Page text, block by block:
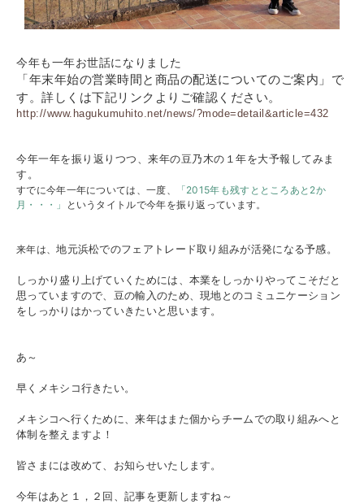
今年も一年お世話になりました
「年末年始の営業時間と商品の配送についてのご案内」で
す。詳しくは下記リンクよりご確認ください。
http://www.hagukumuhito.net/news/?mode=detail&article=432
今年一年を振り返りつつ、来年の豆乃木の１年を大予報してみま
す。
すでに今年一年については、一度、
「2015年も残すとところあと2か
月・・・」
というタイトルで今年を振り返っています。
来年は、地元浜松でのフェアトレード取り組みが活発になる予感。
しっかり盛り上げていくためには、本業をしっかりやってこそだと
思っていますので、豆の輸入のため、現地とのコミュニケーション
をしっかりはかっていきたいと思います。
あ～
早くメキシコ行きたい。
メキシコへ行くために、来年はまた個からチームでの取り組みへと
体制を整えますよ！
皆さまには改めて、お知らせいたします。
今年はあと１，２回、記事を更新しますね～